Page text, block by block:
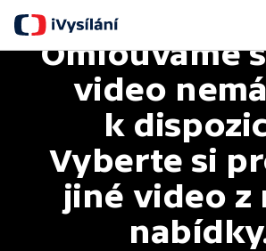
Omlouváme
video
k
Vyberte si
jiné video z